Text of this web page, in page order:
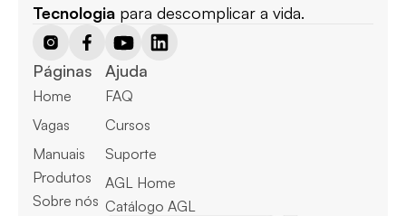
Tecnologia para descomplicar a vida.
Páginas
Home
Vagas
Manuais
Produtos
Sobre nós
Ajuda
FAQ
Cursos
Suporte
AGL Home
Catálogo AGL